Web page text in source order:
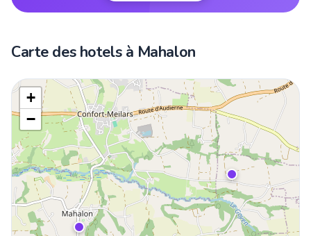
Carte des hotels à Mahalon
+
−